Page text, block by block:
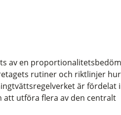
av en
rutiner och riktlinjer hur
är fördelat
att utföra flera av den centralt